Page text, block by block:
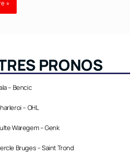
PRONOS
– Bencic
– OHL
Waregem – Genk
Bruges – Saint Trond